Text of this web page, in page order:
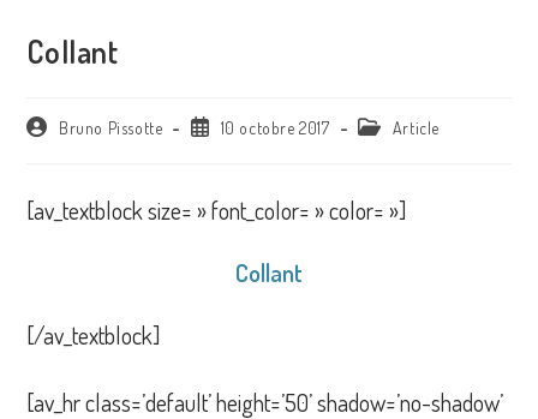
Collant
Auteur/autrice
Bruno Pissotte
Publication
10 octobre 2017
Post Article
[av_textblock size= » font_color= » color= »]
Collant
[/av_textblock]
[av_hr class=’default’ height=’50’ shadow=’no-shadow’